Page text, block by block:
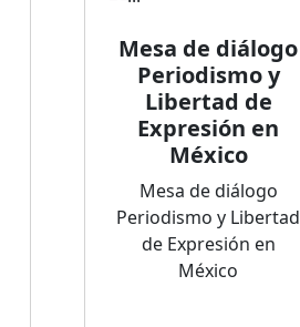
Mesa de diálogo
Periodismo y
Libertad de
Expresión en
México
Mesa de diálogo
Periodismo y Libertad
de Expresión en
México